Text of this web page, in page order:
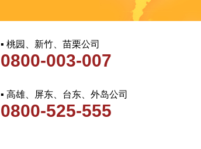
▪ 桃园、新竹、苗栗公司
0800-003-007
▪ 高雄、屏东、台东、外岛公司
0800-525-555